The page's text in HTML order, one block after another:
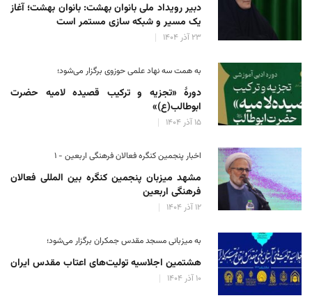
دبیر رویداد ملی بانوان بهشت: بانوان بهشت؛ آغاز
یک مسیر و شبکه سازی مستمر است
۲۳ آذر ۱۴۰۴
به همت سه نهاد علمی حوزوی برگزار می‌شود؛
دورهٔ «تجزیه و ترکیب قصیده لامیه حضرت
ابوطالب(ع)»
۱۵ آذر ۱۴۰۴
اخبار پنجمین کنگره فعالان فرهنگی اربعین - ۱
مشهد میزبان پنجمین کنگره بین المللی فعالان
فرهنگی اربعین
۱۲ آذر ۱۴۰۴
به میزبانی مسجد مقدس جمکران برگزار می‌شود؛
هشتمین اجلاسیه تولیت‌های اعتاب مقدس ایران
۱۰ آذر ۱۴۰۴